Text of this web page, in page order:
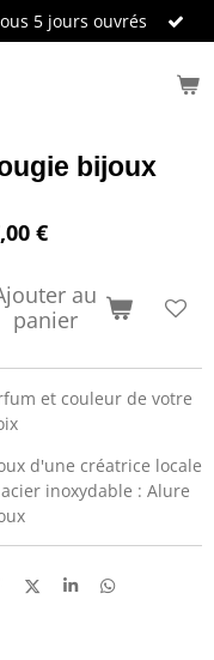
5 jours ouvrés
bijoux
€
au
panier
et couleur de votre
d'une créatrice locale
inoxydable : Alure
P
P
P